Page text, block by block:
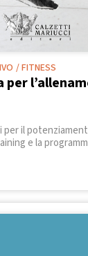
/ FITNESS
per
per il
e la